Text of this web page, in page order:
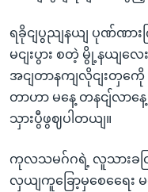
ရခိုငျပွညျနယျ ပုဏ်ဏားက
မငျးပွား စတဲ့ မွို့နယျလေး
အငျတာနကျလိုငျးတှက
တာဟာ မနေ့ တနငျ်လာနေ့
သှားပွီဖွဈပါတယျ။
ကုလသမဂ်ဂရဲ့ လူသားခငြျ
လှယျကူခြော့မှစေရေေး